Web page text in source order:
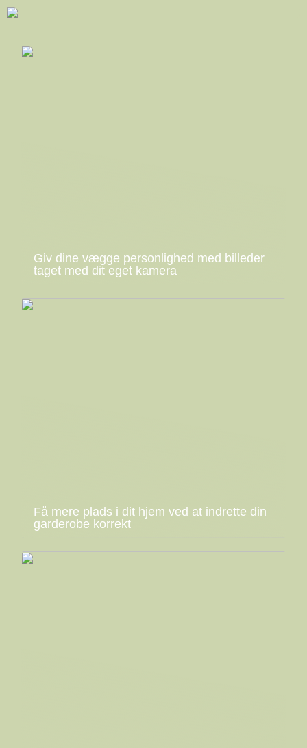
Giv dine vægge personlighed med billeder
taget med dit eget kamera
Få mere plads i dit hjem ved at indrette din
garderobe korrekt